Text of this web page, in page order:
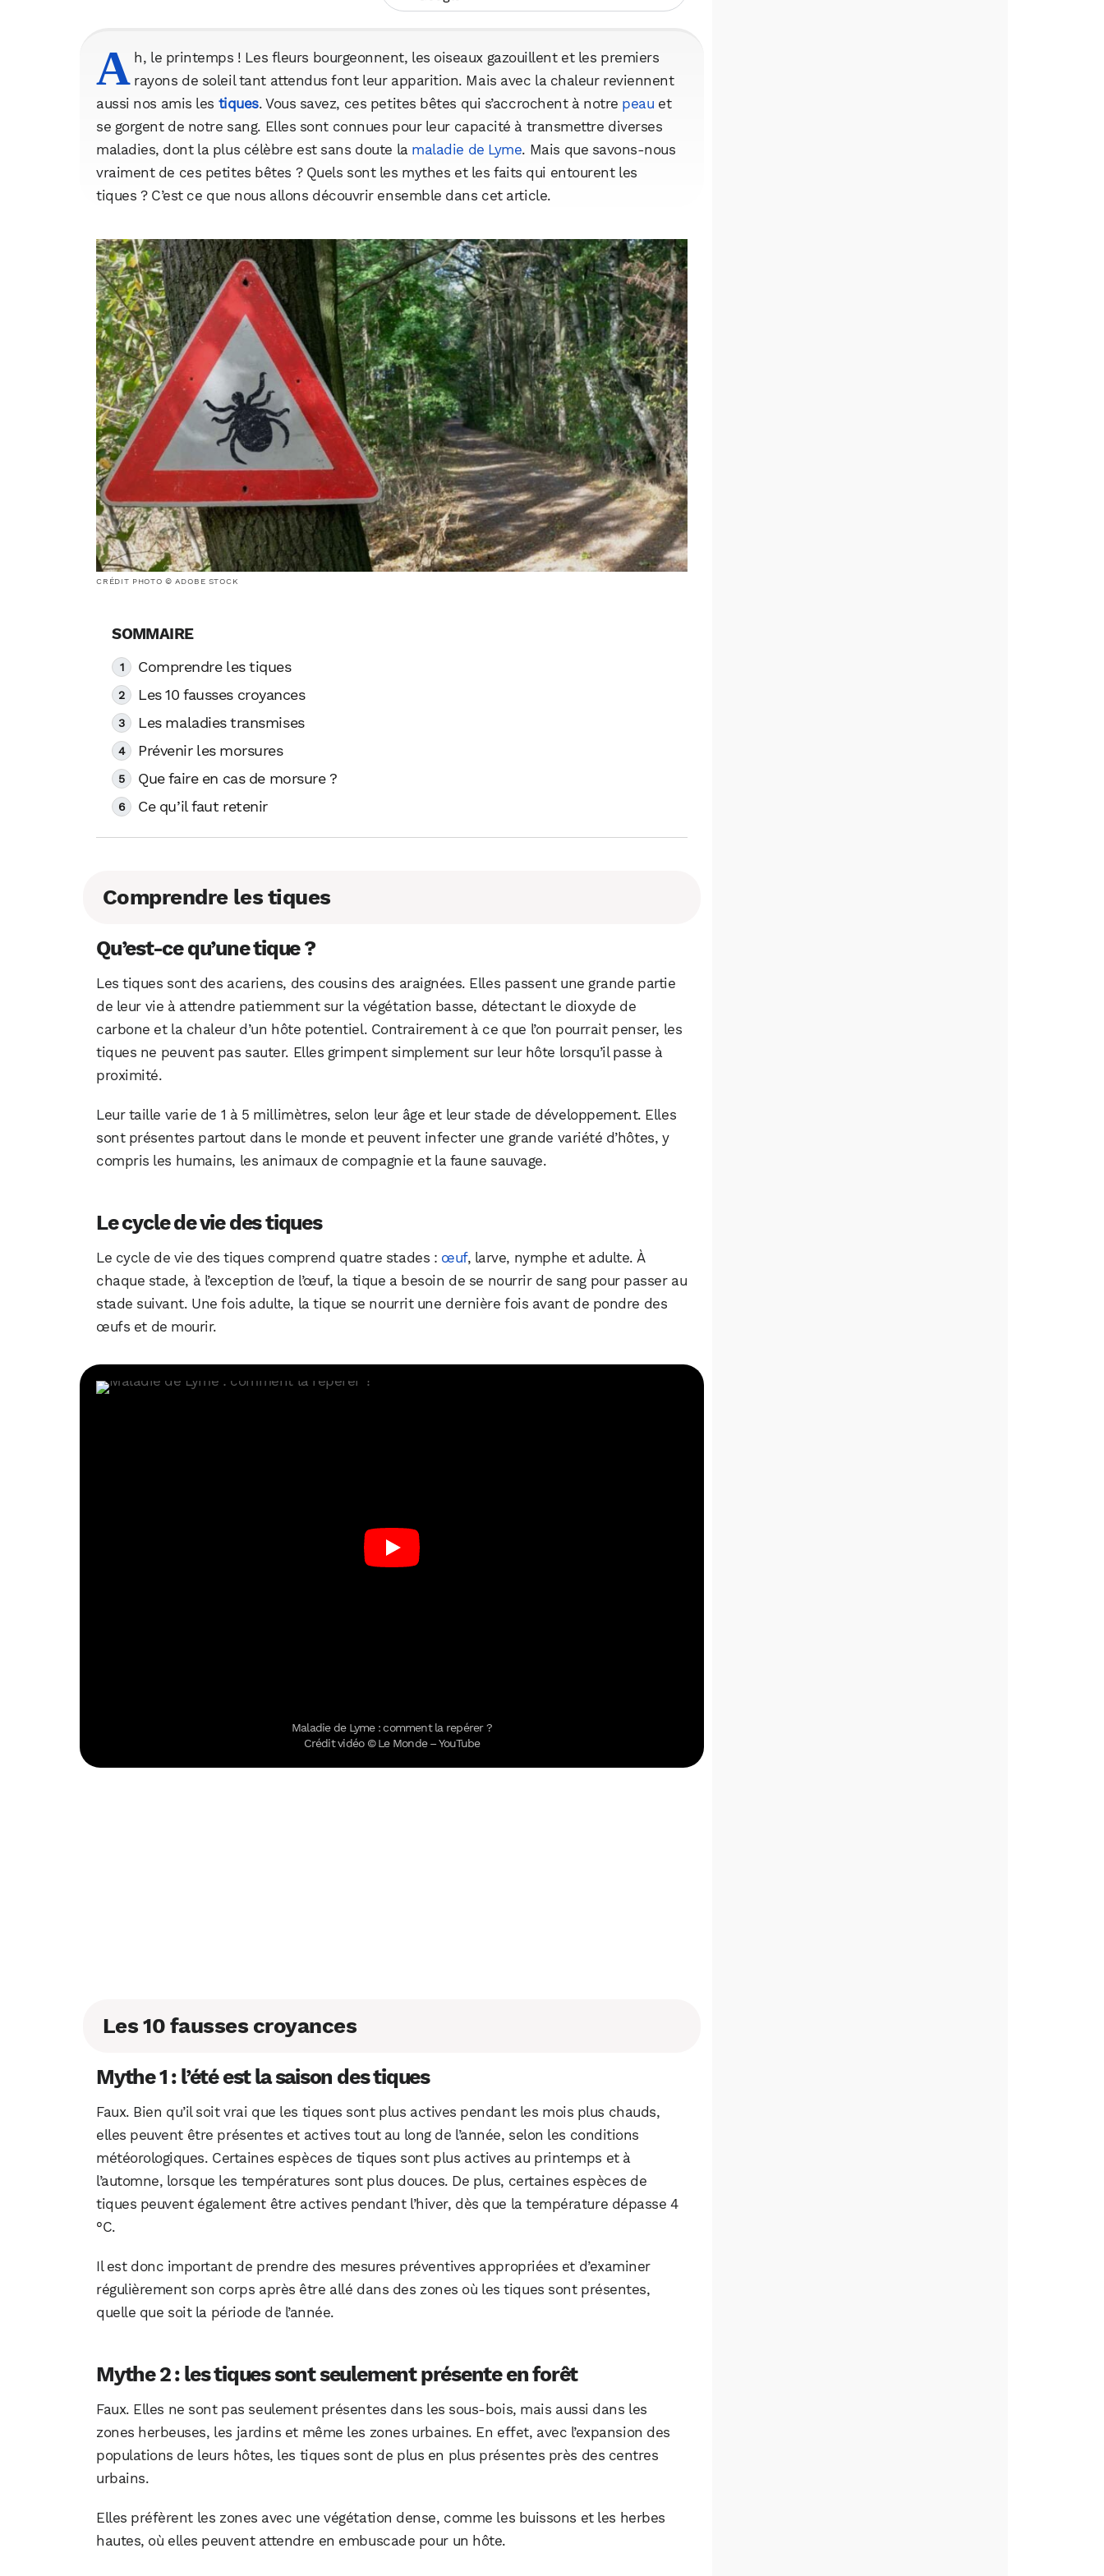
A h, le printemps ! Les fleurs bourgeonnent, les oiseaux gazouillent et les premiers
rayons de soleil tant attendus font leur apparition. Mais avec la chaleur reviennent
aussi nos amis les tiques. Vous savez, ces petites bêtes qui s’accrochent à notre peau et
se gorgent de notre sang. Elles sont connues pour leur capacité à transmettre diverses
maladies, dont la plus célèbre est sans doute la maladie de Lyme. Mais que savons-nous
vraiment de ces petites bêtes ? Quels sont les mythes et les faits qui entourent les
tiques ? C’est ce que nous allons découvrir ensemble dans cet article.
CRÉDIT PHOTO © ADOBE STOCK
Comprendre les tiques
Les 10 fausses croyances
Les maladies transmises
Prévenir les morsures
Que faire en cas de morsure ?
Ce qu’il faut retenir
Comprendre les tiques
Qu’est-ce qu’une tique ?
Les tiques sont des acariens, des cousins des araignées. Elles passent une grande partie
de leur vie à attendre patiemment sur la végétation basse, détectant le dioxyde de
carbone et la chaleur d’un hôte potentiel. Contrairement à ce que l’on pourrait penser, les
tiques ne peuvent pas sauter. Elles grimpent simplement sur leur hôte lorsqu’il passe à
proximité.
Leur taille varie de 1 à 5 millimètres, selon leur âge et leur stade de développement. Elles
sont présentes partout dans le monde et peuvent infecter une grande variété d’hôtes, y
compris les humains, les animaux de compagnie et la faune sauvage.
Le cycle de vie des tiques
Le cycle de vie des tiques comprend quatre stades : œuf, larve, nymphe et adulte. À
chaque stade, à l’exception de l’œuf, la tique a besoin de se nourrir de sang pour passer au
stade suivant. Une fois adulte, la tique se nourrit une dernière fois avant de pondre des
œufs et de mourir.
Maladie de Lyme : comment la repérer ?
Crédit vidéo © Le Monde – YouTube
Les 10 fausses croyances
Mythe 1 : l’été est la saison des tiques
Faux. Bien qu’il soit vrai que les tiques sont plus actives pendant les mois plus chauds,
elles peuvent être présentes et actives tout au long de l’année, selon les conditions
météorologiques. Certaines espèces de tiques sont plus actives au printemps et à
l’automne, lorsque les températures sont plus douces. De plus, certaines espèces de
tiques peuvent également être actives pendant l’hiver, dès que la température dépasse 4
°C.
Il est donc important de prendre des mesures préventives appropriées et d’examiner
régulièrement son corps après être allé dans des zones où les tiques sont présentes,
quelle que soit la période de l’année.
Mythe 2 : les tiques sont seulement présente en forêt
Faux. Elles ne sont pas seulement présentes dans les sous-bois, mais aussi dans les
zones herbeuses, les jardins et même les zones urbaines. En effet, avec l’expansion des
populations de leurs hôtes, les tiques sont de plus en plus présentes près des centres
urbains.
Elles préfèrent les zones avec une végétation dense, comme les buissons et les herbes
hautes, où elles peuvent attendre en embuscade pour un hôte.